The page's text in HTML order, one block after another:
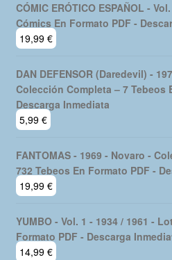
CÓMIC ERÓTICO ESPAÑOL -
Cómics En Formato PDF -
19,99 €
DAN DEFENSOR (Daredevil) -
Colección Completa – 7 Tebeos
Descarga Inmediata
5,99 €
FANTOMAS - 1969 - Novaro -
732 Tebeos En Formato PDF -
19,99 €
YUMBO - Vol. 1 - 1934 / 1961 -
Formato PDF - Descarga
14,99 €